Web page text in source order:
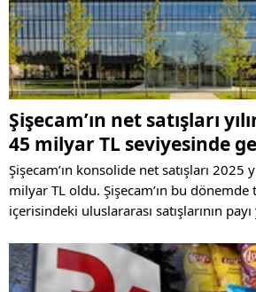
Şişecam’ın net satışları
45 milyar TL seviyesinde
Şişecam’ın konsolide net satışları 2025
milyar TL oldu. Şişecam’ın bu dönemde
içerisindeki uluslararası satışlarının
230 milyon dolar oldu